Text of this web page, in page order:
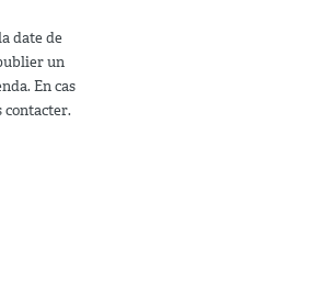
date de
un
En cas
contacter.